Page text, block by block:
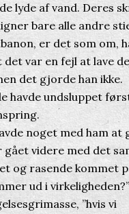
lyde af vand. Deres
bare alle andre
er det som om,
var en fejl at lave
det gjorde han ikke.
havde undsluppet
noget med ham at
videre med det
og rasende kommet
ud i virkeligheden?”
”hvis vi